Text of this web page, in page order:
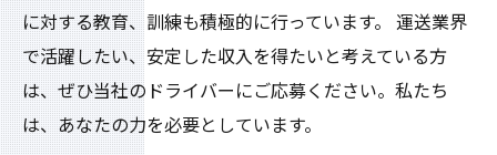
に対する教育、訓練も積極的に行っています。 運送業界
で活躍したい、安定した収入を得たいと考えている方
は、ぜひ当社のドライバーにご応募ください。私たち
は、あなたの力を必要としています。